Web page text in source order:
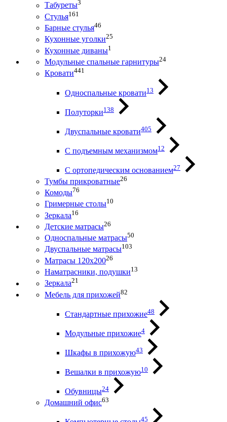
Табуреты3
Стулья161
Барные стулья46
Кухонные уголки25
Кухонные диваны1
Модульные спальные гарнитуры24
Кровати441
Односпальные кровати13
Полуторки138
Двуспальные кровати405
С подъемным механизмом12
С ортопедическим основанием27
Тумбы прикроватные26
Комоды76
Гримерные столы10
Зеркала16
Детские матрасы26
Односпальные матрасы50
Двуспальные матрасы103
Матрасы 120х20026
Наматрасники, подушки13
Зеркала21
Мебель для прихожей82
Стандартные прихожие48
Модульные прихожие4
Шкафы в прихожую43
Вешалки в прихожую10
Обувницы24
Домашний офис63
45